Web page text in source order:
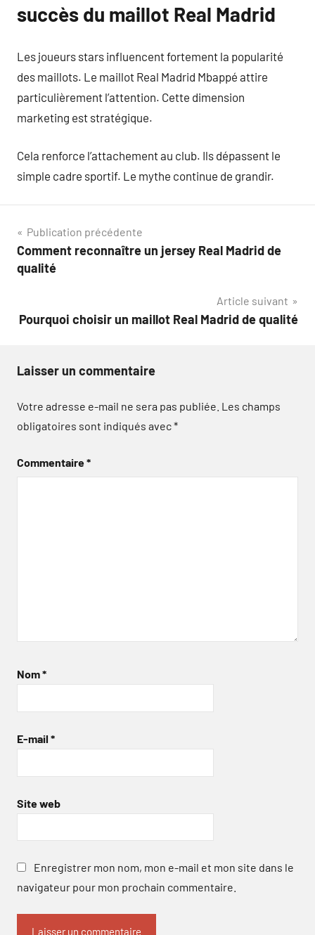
succès du maillot Real Madrid
Les joueurs stars influencent fortement la popularité
des maillots. Le maillot Real Madrid Mbappé attire
particulièrement l’attention. Cette dimension
marketing est stratégique.
Cela renforce l’attachement au club. Ils dépassent le
simple cadre sportif. Le mythe continue de grandir.
Navigation
de
Publication précédente
Comment reconnaître un jersey Real Madrid de
qualité
Article suivant
Pourquoi choisir un maillot Real Madrid de qualité
Laisser un commentaire
Votre adresse e-mail ne sera pas publiée. Les champs
obligatoires sont indiqués avec*
Commentaire*
Nom*
E-mail *
Site web
Enregistrer mon nom, mon e-mail et mon site dans le
navigateur pour mon prochain commentaire.